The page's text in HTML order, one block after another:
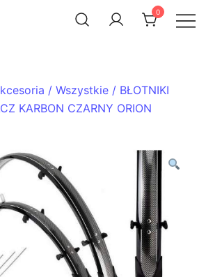
0
/ Wszystkie / BŁOTNIKI
KARBON CZARNY ORION